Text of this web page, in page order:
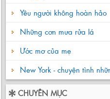
Yêu người không hoàn hảo
Những cơn mưa rửa lá
Ước mơ của mẹ
New York - chuyện tình
CHUYÊN MỤC